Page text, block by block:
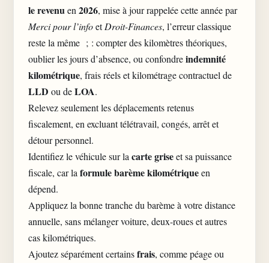
le revenuen2026, mise à jour rappelée cette année par
Merci pour l’infoetDroit-Finances, l’erreur classique
reste la même ; : compter des kilomètres théoriques,
oublier les jours d’absence, ou confondreindemnité
kilométrique, frais réels et kilométrage contractuel de
LLD ou deLOA.
Relevez seulement les déplacements retenus
fiscalement, en excluant télétravail, congés, arrêt et
détour personnel.
Identifiez le véhicule sur lacarte griseet sa puissance
fiscale, car laformule barème kilométriqueen
dépend.
Appliquez la bonne tranche du barème à votre distance
annuelle, sans mélanger voiture, deux-roues et autres
cas kilométriques.
Ajoutez séparément certainsfrais, comme péage ou